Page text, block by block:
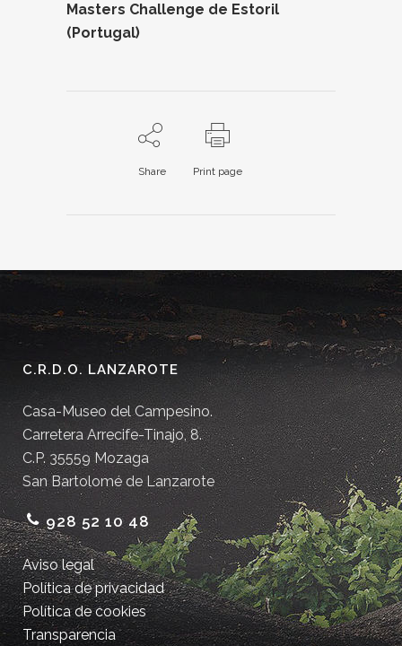
Masters Challenge de Estoril
(Portugal)
Share Print page
C.R.D.O. LANZAROTE
Casa-Museo del Campesino.
Carretera Arrecife-Tinajo, 8.
C.P. 35559 Mozaga
San Bartolomé de Lanzarote
928 52 10 48
Aviso legal
Política de privacidad
Política de cookies
Transparencia